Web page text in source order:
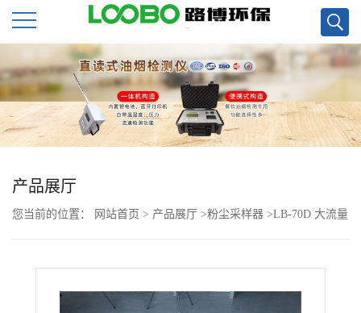
公
司
首
页
公
产品展厅
您当前的位置： 网站首页 > 产品展厅 >粉尘采样器 >LB-70D 大流量